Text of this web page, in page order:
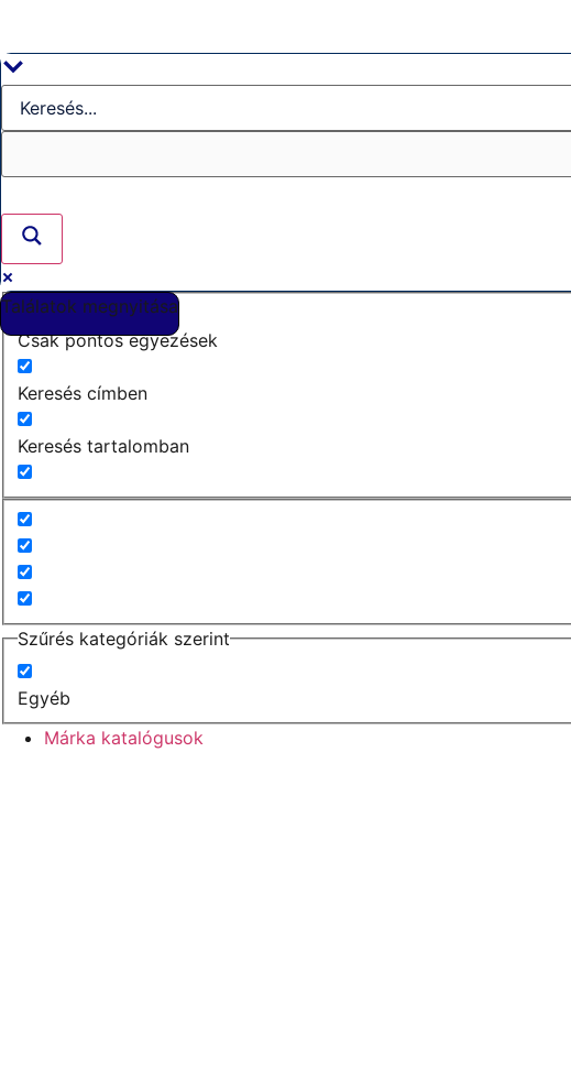
Találatok megnyitása
Csak pontos egyezések
Keresés címben
Keresés tartalomban
Szűrés kategóriák szerint
Egyéb
Márka katalógusok